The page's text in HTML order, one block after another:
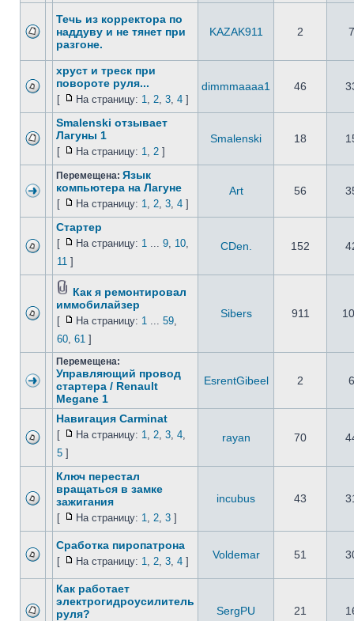
Течь из корректора по
наддуву и не тянет при
разгоне.
KAZAK911 2
хруст и треск при
повороте руля...
[ На страницу: 1, 2, 3, 4 ]
dimmmaaaa1 46
Smalenski отзывает
Лагуны 1
[ На страницу: 1, 2 ]
Smalenski 18
Перемещена: Язык
компьютера на Лагуне
[ На страницу: 1, 2, 3, 4 ]
Art 56
Стартер
[ На страницу: 1 ... 9, 10,
11 ]
CDen. 152
Как я ремонтировал
иммобилайзер
[ На страницу: 1 ... 59,
60, 61 ]
Sibers 911
Перемещена:
Управляющий провод
стартера / Renault
Megane 1
EsrentGibeel 2
Навигация Carminat
[ На страницу: 1, 2, 3, 4,
5 ]
rayan 70
Ключ перестал
вращаться в замке
зажигания
[ На страницу: 1, 2, 3 ]
incubus 43
Сработка пиропатрона
[ На страницу: 1, 2, 3, 4 ]
Voldemar 51
Как работает
электрогидроусилитель
руля?
SergPU 21